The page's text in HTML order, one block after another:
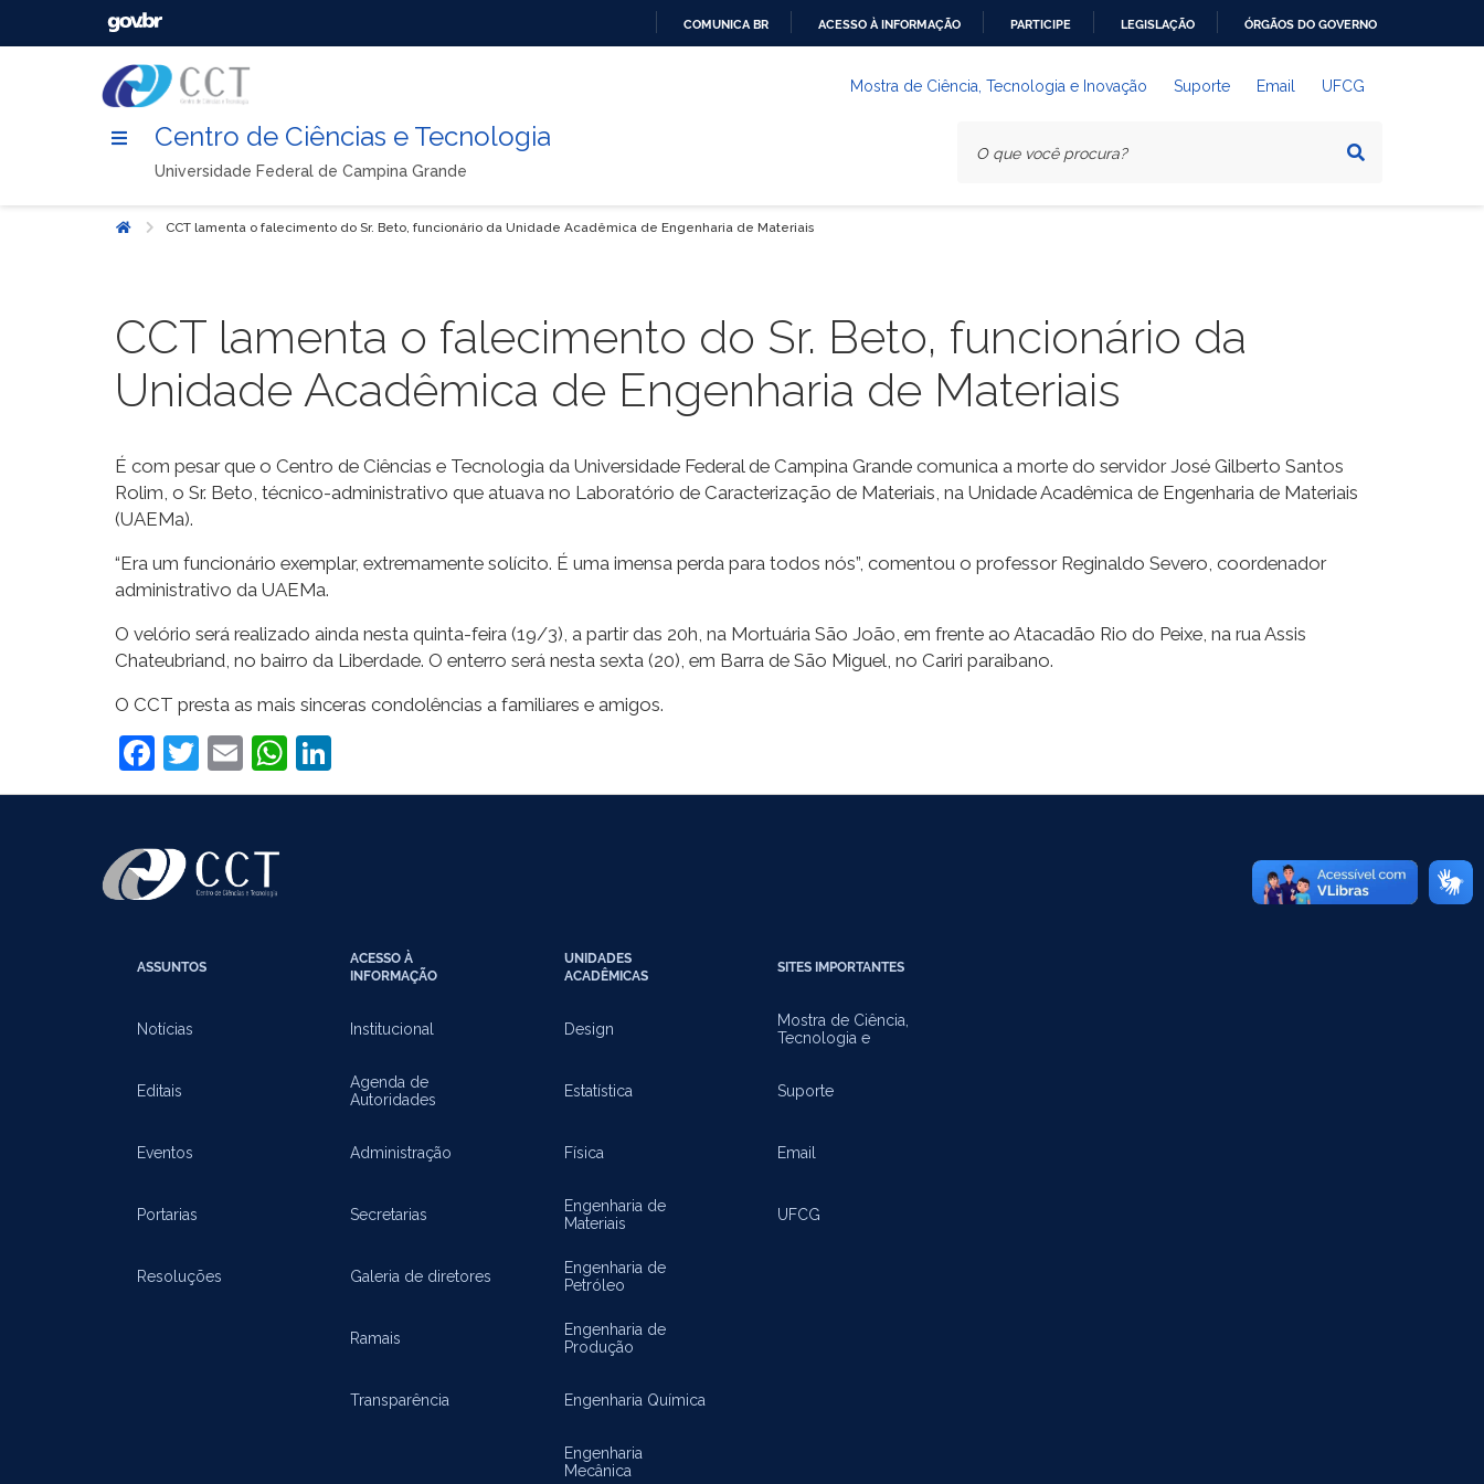
COMUNICA BR ACESSO À INFORMAÇÃO PARTICIPE LEGISLAÇÃO ÓRGÃOS DO GOVERNO
Mostra de Ciência, Tecnologia e Inovação Suporte Email UFCG
Centro de Ciências e Tecnologia
Universidade Federal de Campina Grande
Início CCT lamenta o falecimento do Sr. Beto, funcionário da Unidade Acadêmica de Engenharia de Materiais
CCT lamenta o falecimento do Sr. Beto, funcionário da
Unidade Acadêmica de Engenharia de Materiais
É com pesar que o Centro de Ciências e Tecnologia da Universidade Federal de Campina Grande comunica a morte do servidor José Gilberto Santos
Rolim, o Sr. Beto, técnico-administrativo que atuava no Laboratório de Caracterização de Materiais, na Unidade Acadêmica de Engenharia de Materiais
(UAEMa).
“Era um funcionário exemplar, extremamente solícito. É uma imensa perda para todos nós”, comentou o professor Reginaldo Severo, coordenador
administrativo da UAEMa.
O velório será realizado ainda nesta quinta-feira (19/3), a partir das 20h, na Mortuária São João, em frente ao Atacadão Rio do Peixe, na rua Assis
Chateubriand, no bairro da Liberdade. O enterro será nesta sexta (20), em Barra de São Miguel, no Cariri paraibano.
O CCT presta as mais sinceras condolências a familiares e amigos.
Facebook
Twitter
EmailWhatsApp
ASSUNTOS
Notícias
Editais
Eventos
Portarias
Resoluções
ACESSO À
INFORMAÇÃO
Institucional
Agenda de
Autoridades
Administração
Secretarias
Galeria de diretores
Ramais
Transparência
UNIDADES
ACADÊMICAS
Design
Estatística
Física
Engenharia de
Materiais
Engenharia de
Petróleo
Engenharia de
Produção
Engenharia Química
Engenharia
Mecânica
SITES IMPORTANTES
Mostra de Ciência,
Tecnologia e
Suporte
Email
UFCG